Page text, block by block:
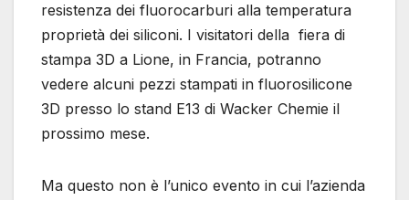
resistenza dei fluorocarburi alla temperatura
proprietà dei siliconi. I visitatori della fiera di
stampa 3D a Lione, in Francia, potranno
vedere alcuni pezzi stampati in fluorosilicone
3D presso lo stand E13 di Wacker Chemie il
prossimo mese.
Ma questo non è l’unico evento in cui l’azienda